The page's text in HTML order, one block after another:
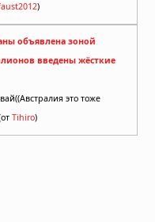
)
объявлена зоной
введены жёсткие
это тоже
Tihiro)